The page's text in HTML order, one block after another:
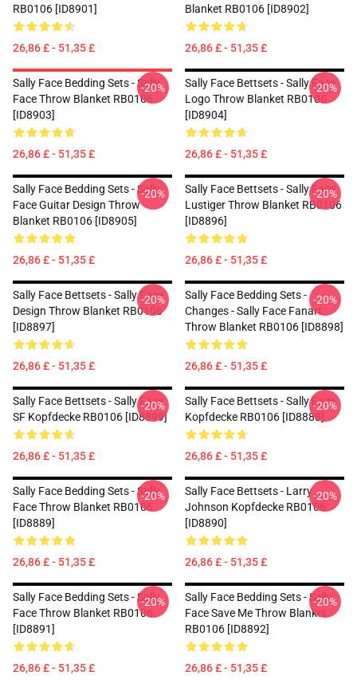
RB0106 [ID8901]
26,86 £ - 51,35 £
Blanket RB0106 [ID8902]
26,86 £ - 51,35 £
Sally Face Bedding Sets - Sally
Face Throw Blanket RB0106
[ID8903]
26,86 £ - 51,35 £
-20%
Sally Face Bettsets - Sally Face
Logo Throw Blanket RB0106
[ID8904]
26,86 £ - 51,35 £
-20%
Sally Face Bedding Sets - Sally
Face Guitar Design Throw
Blanket RB0106 [ID8905]
26,86 £ - 51,35 £
-20%
Sally Face Bettsets - Sally Face
Lustiger Throw Blanket RB0106
[ID8896]
26,86 £ - 51,35 £
-20%
Sally Face Bettsets - Sally Face
Design Throw Blanket RB0106
[ID8897]
26,86 £ - 51,35 £
-20%
Sally Face Bedding Sets -
Changes - Sally Face Fanart
Throw Blanket RB0106 [ID8898]
26,86 £ - 51,35 £
-20%
Sally Face Bettsets - Sally Face
SF Kopfdecke RB0106 [ID8899]
26,86 £ - 51,35 £
-20%
Sally Face Bettsets - Sally Face
Kopfdecke RB0106 [ID8888]
26,86 £ - 51,35 £
-20%
Sally Face Bedding Sets - Sally
Face Throw Blanket RB0106
[ID8889]
26,86 £ - 51,35 £
-20%
Sally Face Bettsets - Larry
Johnson Kopfdecke RB0106
[ID8890]
26,86 £ - 51,35 £
-20%
Sally Face Bedding Sets - Sally
Face Throw Blanket RB0106
[ID8891]
26,86 £ - 51,35 £
-20%
Sally Face Bedding Sets - Sally
Face Save Me Throw Blanket
RB0106 [ID8892]
26,86 £ - 51,35 £
-20%